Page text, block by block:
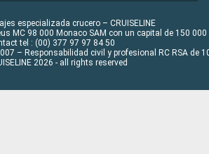
especializada crucero – CRUISELINE
MC 98 000 Monaco SAM con un capital de 150 000
tel : (00) 377 97 97 84 50
– Responsabilidad civil y profesional RC RSA de
2026 - all rights reserved